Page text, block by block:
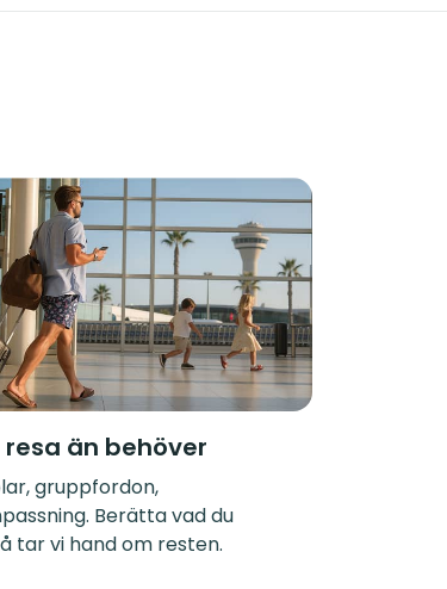
än behöver
gruppfordon,
Berätta vad du
tar vi hand om resten.